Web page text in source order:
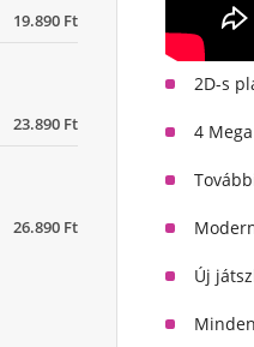
2D-s
4
Új
19.890 Ft
23.890 Ft
26.890 Ft